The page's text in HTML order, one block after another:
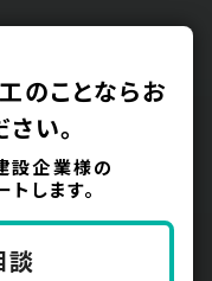
のことならお
い。
設企業様の
します。
談